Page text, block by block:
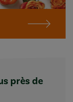
près de